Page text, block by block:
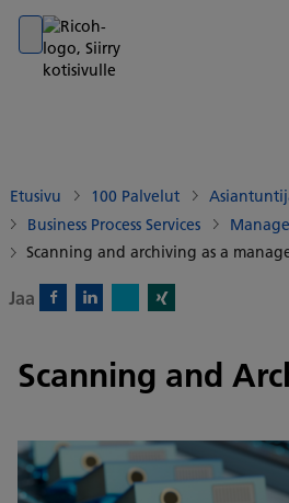
Go to banner
Go to content
Go to footer
Etusivu 100 Palvelut
Business Process Services
Scanning and archiving as a
Jaa
Scanning and